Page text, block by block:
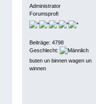
Administrator
Forumsprofi
Beiträge: 4798
Geschlecht:
buten un binnen wagen un
winnen